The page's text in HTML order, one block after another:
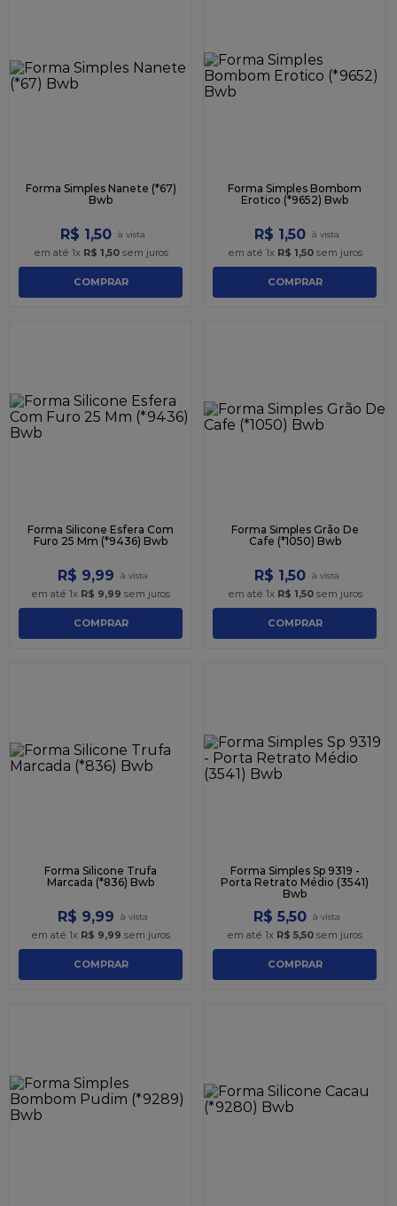
Forma Simples Nanete (*67)
Bwb
R$ 1,50
em até 1x R$ 1,50sem juros
COMPRAR
Forma Simples Bombom
Erotico (*9652) Bwb
R$ 1,50
em até 1x R$ 1,50sem juros
COMPRAR
Forma Silicone Esfera Com
Furo 25 Mm (*9436) Bwb
R$ 9,99
em até 1x R$ 9,99 sem juros
COMPRAR
Forma Simples Grão De
Cafe (*1050) Bwb
R$ 1,50
em até 1x R$ 1,50sem juros
COMPRAR
Forma Silicone Trufa
Marcada (*836) Bwb
R$ 9,99
em até 1x R$ 9,99 sem juros
COMPRAR
Forma Simples Sp 9319 -
Porta Retrato Médio (3541)
Bwb
R$ 5,50
em até 1x R$ 5,50 sem juros
COMPRAR